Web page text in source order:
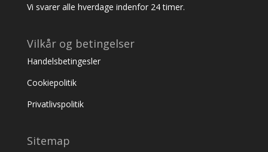
Vi svarer alle hverdage indenfor 24 timer.
Vilkår og betingelser
Handelsbetingesler
Cookiepolitik
Privatlivspolitik
Sitemap